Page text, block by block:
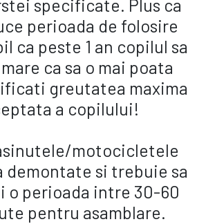
specificate. Plus ca
perioada de folosire
ca peste 1 an copilul sa
ca sa o mai poata
greutatea maxima
a copilului!
motocicletele
demontate si trebuie sa
o perioada intre 30-60
pentru asamblare.